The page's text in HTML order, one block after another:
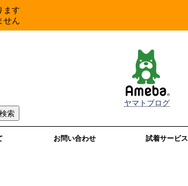
ます
せん
検索
ヤマトブログ
お問い合わせ 試着サービス